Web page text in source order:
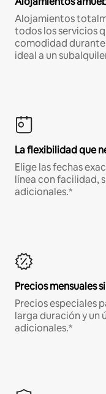
Alojamientos
todos los servicios
comodidad durante
ideal a un
La flexibilidad que
Elige las fechas
línea con facilidad,
adicionales.*
Precios mensuales
Precios especiales
larga duración y un
adicionales.*